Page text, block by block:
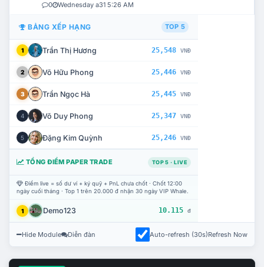
0 Wednesday a31 5:26 AM
BẢNG XẾP HẠNG TOP 5
1 Trần Thị Hương 25,548 VNĐ
2 Võ Hữu Phong 25,446 VNĐ
3 Trần Ngọc Hà 25,445 VNĐ
4 Võ Duy Phong 25,347 VNĐ
5 Đặng Kim Quỳnh 25,246 VNĐ
TỔNG ĐIỂM PAPER TRADE TOP 5 · LIVE
Điểm live = số dư ví + ký quỹ + PnL chưa chốt · Chốt 12:00
ngày cuối tháng · Top 1 trên 20.000 đ nhận 30 ngày VIP Whale.
1 Demo123 10.115 đ
Hide Module Diễn đàn Auto-refresh (30s)Refresh Now